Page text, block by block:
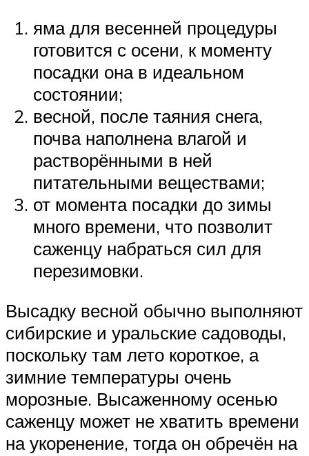
яма для весенней процедуры
готовится с осени, к моменту
посадки она в идеальном
состоянии;
весной, после таяния снега,
почва наполнена влагой и
растворёнными в ней
питательными веществами;
от момента посадки до зимы
много времени, что позволит
саженцу набраться сил для
перезимовки.
Высадку весной обычно выполняют
сибирские и уральские садоводы,
поскольку там лето короткое, а
зимние температуры очень
морозные. Высаженному осенью
саженцу может не хватить времени
на укоренение, тогда он обречён на